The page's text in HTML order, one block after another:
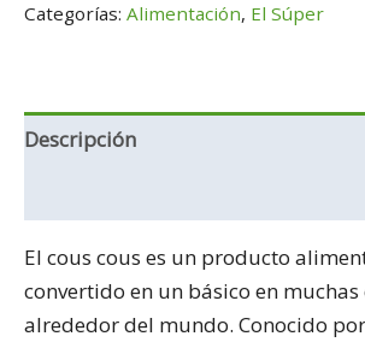
Categorías: Alimentación, El Súper
Descripción
El cous cous es un producto
convertido en un básico en muchas
alrededor del mundo. Conocido